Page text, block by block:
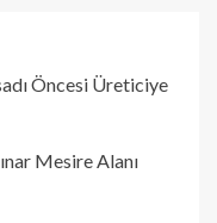
Öncesi Üreticiye
Mesire Alanı